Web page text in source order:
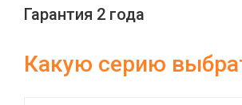
Гарантия 2 года
Какую серию